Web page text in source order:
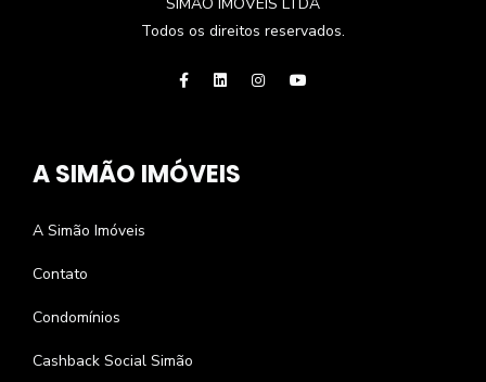
Todos os direitos reservados.
A SIMÃO IMÓVEIS
A Simão Imóveis
Contato
Condomínios
Cashback Social Simão